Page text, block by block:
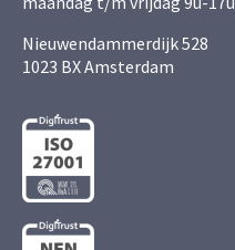
Nieuwendammerdijk 528
1023 BX Amsterdam